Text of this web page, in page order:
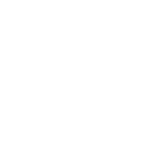
présente les